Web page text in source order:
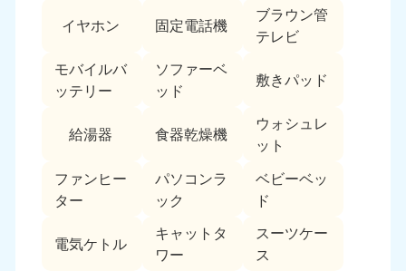
イヤホン 固定電話機
ブラウン管
テレビ
モバイルバ
ッテリー
ソファーベ
ッド
敷きパッド
給湯器 食器乾燥機
ウォシュレ
ット
ファンヒー
ター
パソコンラ
ック
ベビーベッ
ド
電気ケトル
キャットタ
ワー
スーツケー
ス